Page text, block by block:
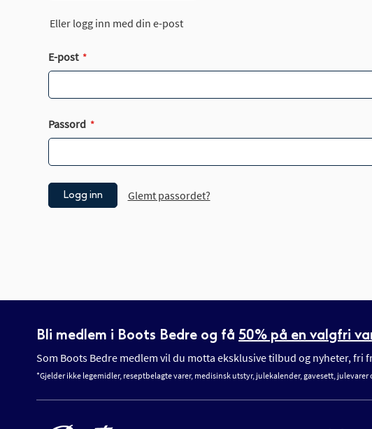
Eller logg inn med din e-post
E-post
Passord
Logg inn Glemt passordet?
Bli medlem i Boots Bedre og få 50% på en valgfri
Som Boots Bedre medlem vil du motta eksklusive tilbud og nyheter,
*Gjelder ikke legemidler, reseptbelagte varer, medisinsk utstyr, julekalender, gavesett,